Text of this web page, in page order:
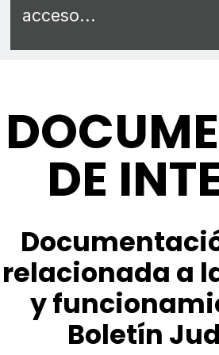
acceso...
DE
relacionada a
y
Boletín